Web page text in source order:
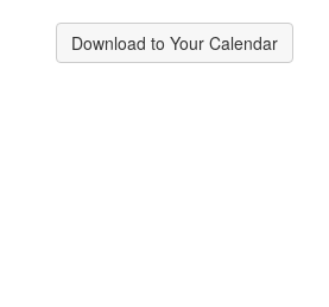
Download to Your Calendar